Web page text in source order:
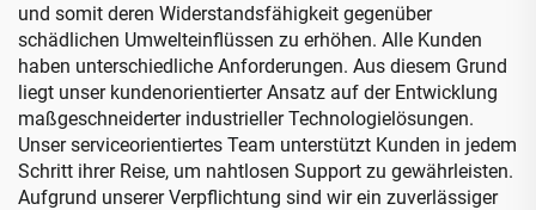
und somit deren Widerstandsfähigkeit gegenüber
schädlichen Umwelteinflüssen zu erhöhen. Alle Kunden
haben unterschiedliche Anforderungen. Aus diesem Grund
liegt unser kundenorientierter Ansatz auf der Entwicklung
maßgeschneiderter industrieller Technologielösungen.
Unser serviceorientiertes Team unterstützt Kunden in jedem
Schritt ihrer Reise, um nahtlosen Support zu gewährleisten.
Aufgrund unserer Verpflichtung sind wir ein zuverlässiger